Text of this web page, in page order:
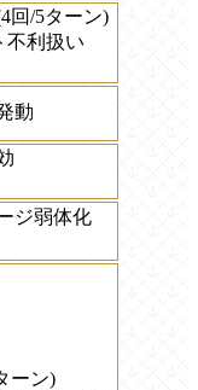
回/5ターン)
不利扱い
動
ジ弱体化
ーン)